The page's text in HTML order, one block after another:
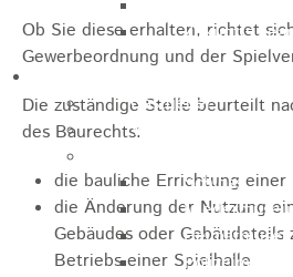
Zukunfts
Gastgeber
Veranstaltungen
Schloss
Polizeimuseum
Ob Sie diese erhalten, richtet
Gewerbeordnung und der
Die zuständige Stelle beurteilt
des Baurechts:
die bauliche Errichtung einer
die Änderung der Nutzung
Gebäudes oder Gebäudeteils
Betriebs einer Spielhalle